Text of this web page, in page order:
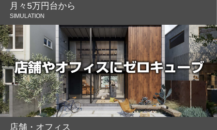
月々5万円台から
SIMULATION
店舗・オフィス